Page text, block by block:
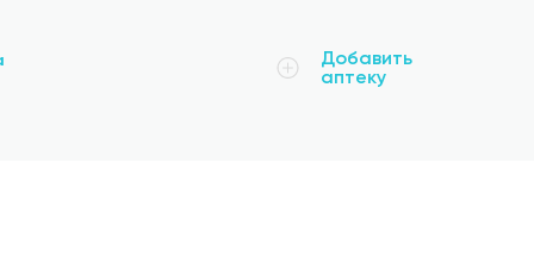
Добавить
аптеку